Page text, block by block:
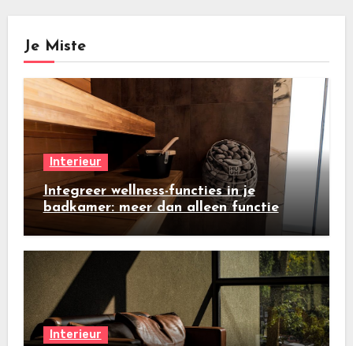
Je Miste
Interieur
Integreer wellness-functies in je
badkamer: meer dan alleen functie
Interieur